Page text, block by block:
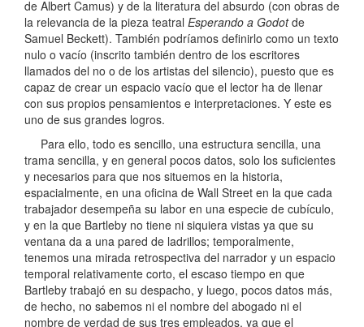
de Albert Camus) y de la literatura del absurdo (con obras de
la relevancia de la pieza teatral Esperando a Godotde
Samuel Beckett). También podríamos definirlo como un texto
nulo o vacío (inscrito también dentro de los escritores
llamados del no o de los artistas del silencio), puesto que es
capaz de crear un espacio vacío que el lector ha de llenar
con sus propios pensamientos e interpretaciones. Y este es
uno de sus grandes logros.
Para ello, todo es sencillo, una estructura sencilla, una
trama sencilla, y en general pocos datos, solo los suficientes
y necesarios para que nos situemos en la historia,
espacialmente, en una oficina de Wall Street en la que cada
trabajador desempeña su labor en una especie de cubículo,
y en la que Bartleby no tiene ni siquiera vistas ya que su
ventana da a una pared de ladrillos; temporalmente,
tenemos una mirada retrospectiva del narrador y un espacio
temporal relativamente corto, el escaso tiempo en que
Bartleby trabajó en su despacho, y luego, pocos datos más,
de hecho, no sabemos ni el nombre del abogado ni el
nombre de verdad de sus tres empleados, ya que el